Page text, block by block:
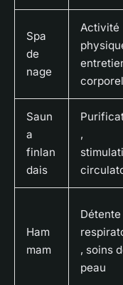
Spa
de
nage
Activité
corporel
Saun
a
finlan
dais
,
Ham
mam
Détente
, soins
peau